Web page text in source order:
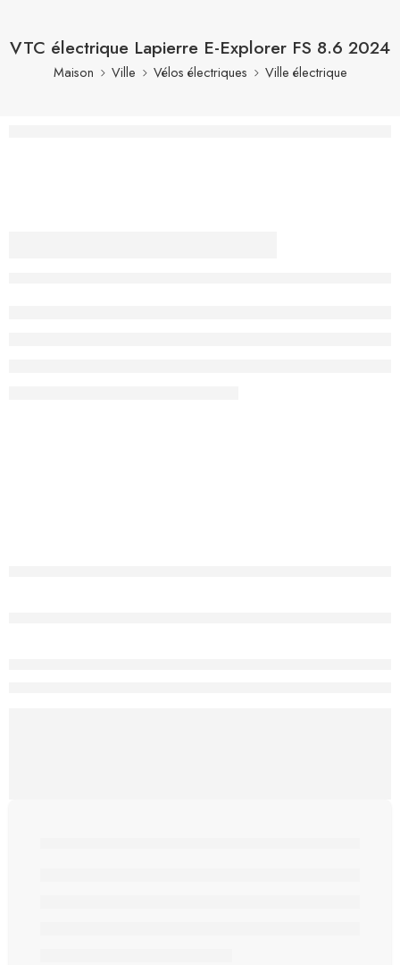
VTC électrique Lapierre E-Explorer FS 8.6 2024
Maison Ville Vélos électriques Ville électrique